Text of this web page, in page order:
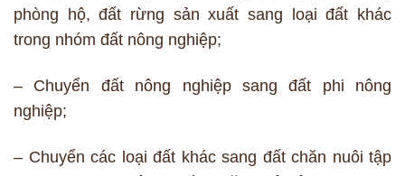
phòng hộ, đất rừng sản xuất sang loại đất khác
trong nhóm đất nông nghiệp;
– Chuyển đất nông nghiệp sang đất phi nông
nghiệp;
– Chuyển các loại đất khác sang đất chăn nuôi tập